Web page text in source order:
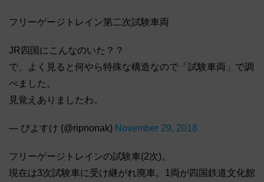
フリーゲージトレイン第二次試験車両
JR四国にこんなのいた？？
で、よく見ると何やら特殊な構造なので「試験車両」で調
べました。
見覚えありましたわ。
— ぴよすけ (@ripnonak) November 29, 2018
フリーゲージトレインの試験車(2次)。
現在は3次試験車に受け継がれ廃車。1両が四国鉄道文化館